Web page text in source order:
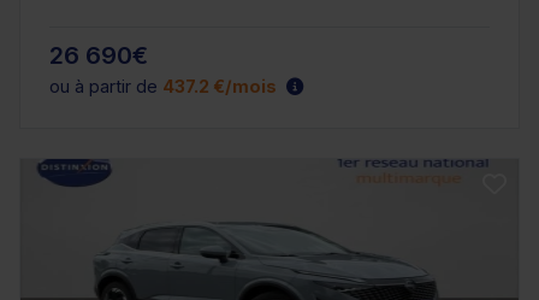
26 690€
ou à partir de 437.2 €/mois